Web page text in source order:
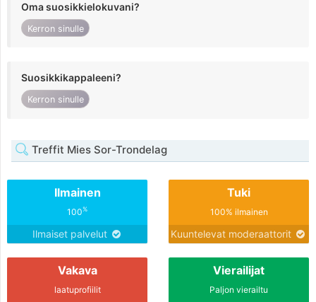
Oma suosikkielokuvani?
Kerron sinulle
Suosikkikappaleeni?
Kerron sinulle
Treffit Mies Sor-Trondelag
Ilmainen
100%
Ilmaiset palvelut
Tuki
100% ilmainen
Kuuntelevat moderaattorit
Vakava
laatuprofiilit
Vierailijat
Paljon vierailtu